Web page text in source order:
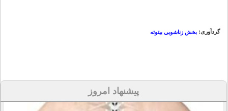
گردآوری: بخش زناشویی بیتوته
پیشنهاد امروز